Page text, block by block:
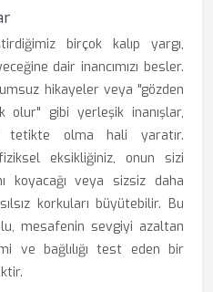
birçok kalıp yargı,
dair inancımızı besler.
hikayeler veya "gözden
olur" gibi yerleşik inanışlar,
tetikte olma hali yaratır.
eksikliğiniz, onun sizi
koyacağı veya sizsiz daha
korkuları büyütebilir. Bu
mesafenin sevgiyi azaltan
ve bağlılığı test eden bir